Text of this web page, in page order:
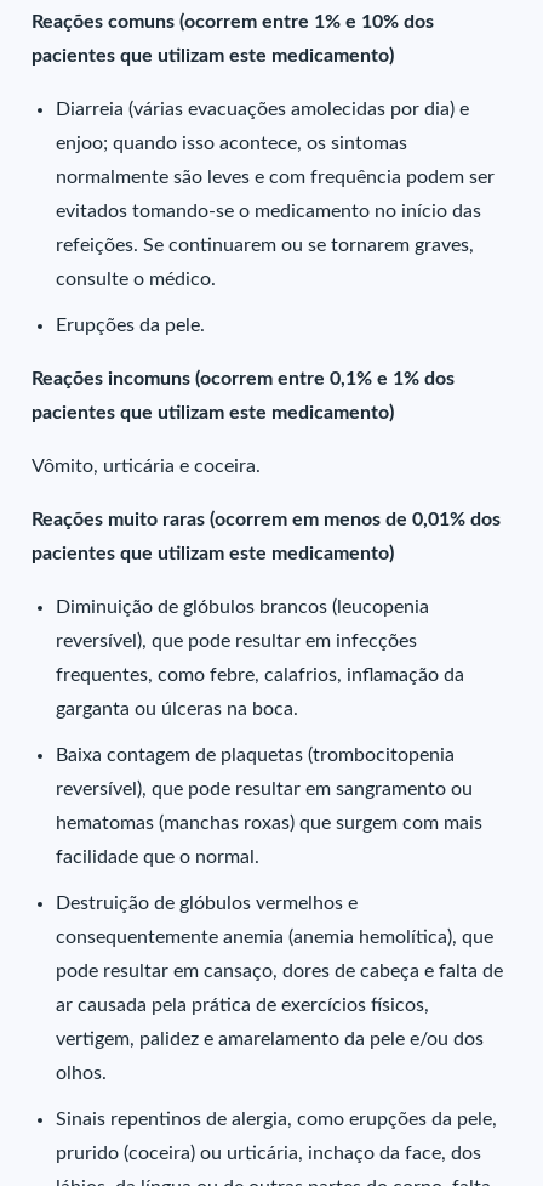
Reações comuns (ocorrem entre 1% e 10% dos
pacientes que utilizam este medicamento)
Diarreia (várias evacuações amolecidas por dia) e
enjoo; quando isso acontece, os sintomas
normalmente são leves e com frequência podem ser
evitados tomando-se o medicamento no início das
refeições. Se continuarem ou se tornarem graves,
consulte o médico.
Erupções da pele.
Reações incomuns (ocorrem entre 0,1% e 1% dos
pacientes que utilizam este medicamento)
Vômito, urticária e coceira.
Reações muito raras (ocorrem em menos de 0,01% dos
pacientes que utilizam este medicamento)
Diminuição de glóbulos brancos (leucopenia
reversível), que pode resultar em infecções
frequentes, como febre, calafrios, inflamação da
garganta ou úlceras na boca.
Baixa contagem de plaquetas (trombocitopenia
reversível), que pode resultar em sangramento ou
hematomas (manchas roxas) que surgem com mais
facilidade que o normal.
Destruição de glóbulos vermelhos e
consequentemente anemia (anemia hemolítica), que
pode resultar em cansaço, dores de cabeça e falta de
ar causada pela prática de exercícios físicos,
vertigem, palidez e amarelamento da pele e/ou dos
olhos.
Sinais repentinos de alergia, como erupções da pele,
prurido (coceira) ou urticária, inchaço da face, dos